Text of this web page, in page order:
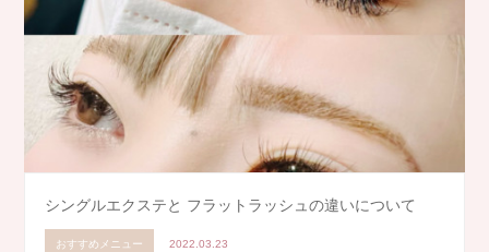
シングルエクステと フラットラッシュの違いについて
おすすめメニュー 2022.03.23